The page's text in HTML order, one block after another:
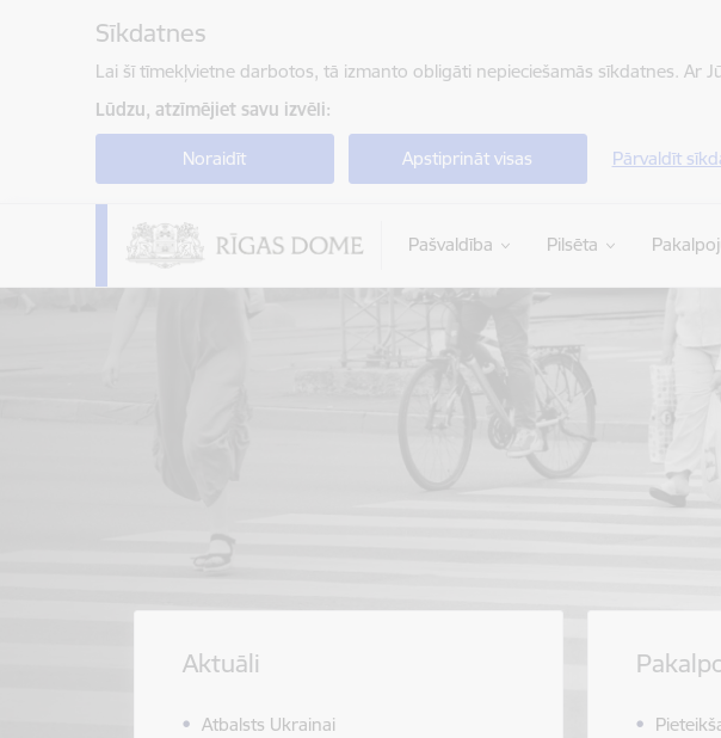
Sīkdatnes
Lai šī tīmekļvietne darbotos, tā izmanto obligāti nepieciešamās sīkdatnes. Ar
Lūdzu, atzīmējiet savu izvēli:
Noraidīt Apstiprināt visas Pārvaldīt
Pašvaldība Pilsēta
Aktuāli
Atbalsts Ukrainai